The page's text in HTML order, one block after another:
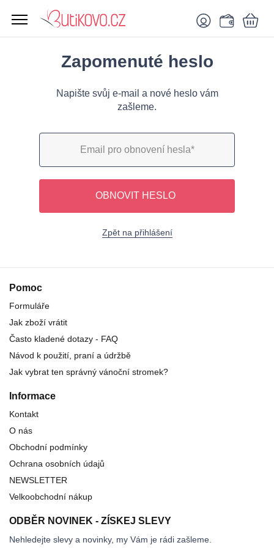
Zapomenuté heslo
Napište svůj e-mail a nové heslo vám
zašleme.
OBNOVIT HESLO
Zpět na přihlášení
Pomoc
Formuláře
Jak zboží vrátit
Často kladené dotazy - FAQ
Návod k použití, praní a údržbě
Jak vybrat ten správný vánoční stromek?
Informace
Kontakt
O nás
Obchodní podmínky
Ochrana osobních údajů
NEWSLETTER
Velkoobchodní nákup
ODBĚR NOVINEK - ZÍSKEJ SLEVY
Nehledejte slevy a novinky, my Vám je rádi zašleme.